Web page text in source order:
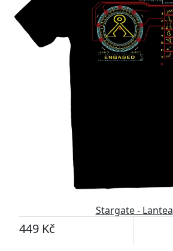
Stargate - Lantea
449 Kč